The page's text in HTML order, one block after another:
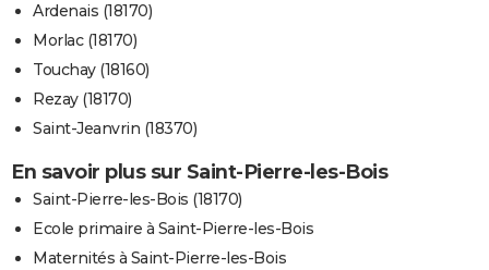
Ardenais (18170)
Morlac (18170)
Touchay (18160)
Rezay (18170)
Saint-Jeanvrin (18370)
En savoir plus sur Saint-Pierre-les-Bois
Saint-Pierre-les-Bois (18170)
Ecole primaire à Saint-Pierre-les-Bois
Maternités à Saint-Pierre-les-Bois